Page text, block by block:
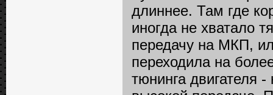
длиннее. Там где
иногда не хватало
передачу на МКП,
переходила на
тюнинга двигателя